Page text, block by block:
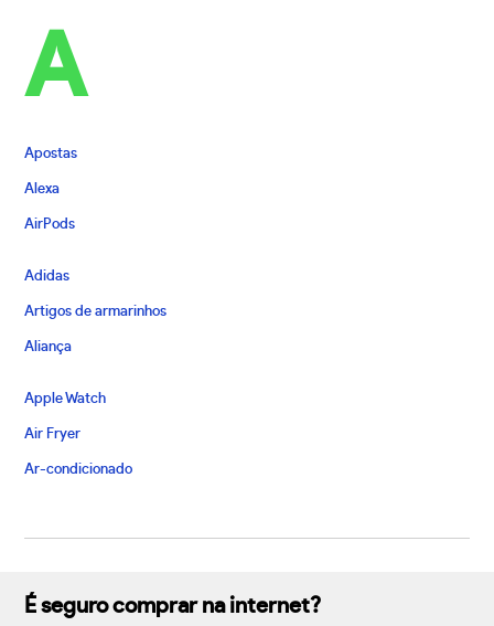
A
Apostas
Alexa
AirPods
Adidas
Artigos de armarinhos
Aliança
Apple Watch
Air Fryer
Ar-condicionado
É seguro comprar na internet?